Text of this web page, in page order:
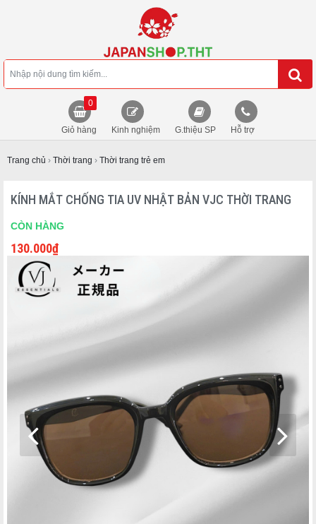
Giỏ hàng
0
Kinh nghiệm G.thiệu SP Hỗ trợ
Trang chủ › Thời trang › Thời trang trẻ em
KÍNH MẮT CHỐNG TIA UV NHẬT BẢN VJC THỜI TRANG
CÒN HÀNG
130.000₫